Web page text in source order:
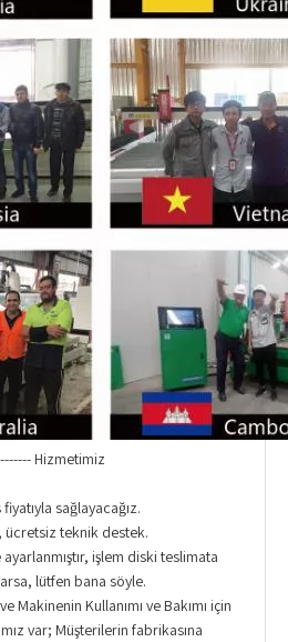
Hizmetimiz
sağlayacağız.
ücretsiz teknik destek.
işlem diski teslimata
lütfen bana söyle.
Makinenin Kullanımı ve Bakımı için
var; Müşterilerin fabrikasına